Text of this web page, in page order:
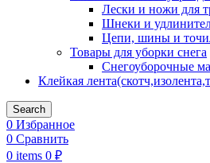
Лески и ножи для
Шнеки и
Цепи, шины и
Товары для уборки снега
Снегоуборочные
Клейкая
Search
0 Избранное
0 Сравнить
0 items 0 ₽